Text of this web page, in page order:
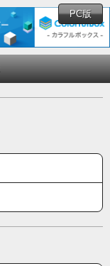
PC版